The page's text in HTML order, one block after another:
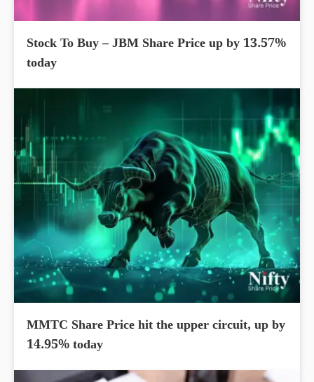
Stock To Buy – JBM Share Price up by 13.57%
today
MMTC Share Price hit the upper circuit, up by
14.95% today